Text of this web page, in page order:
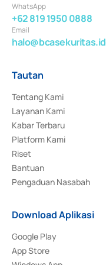
WhatsApp
+62 819 1950 0888
Email
halo@bcasekuritas.id
Tautan
Tentang Kami
Layanan Kami
Kabar Terbaru
Platform Kami
Riset
Bantuan
Pengaduan Nasabah
Download Aplikasi
Google Play
App Store